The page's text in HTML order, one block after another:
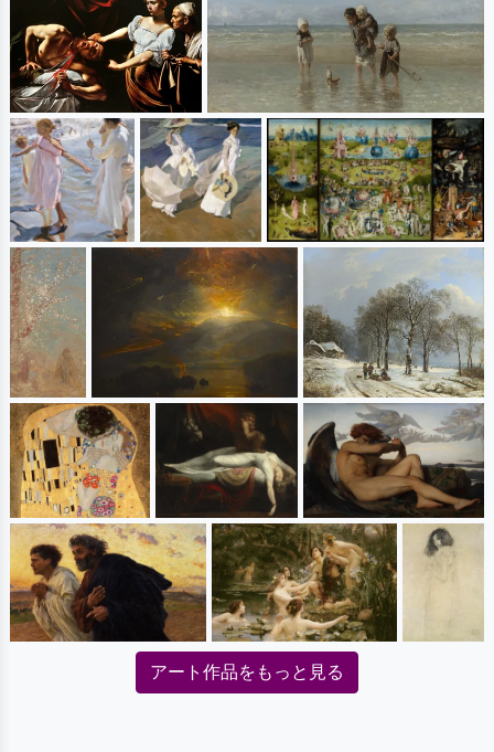
アート作品をもっと見る